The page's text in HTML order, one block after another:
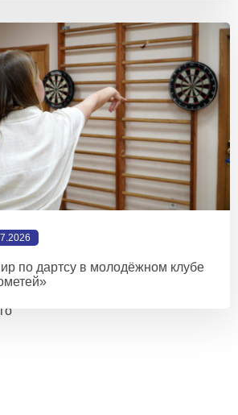
по дартсу в молодёжном клубе